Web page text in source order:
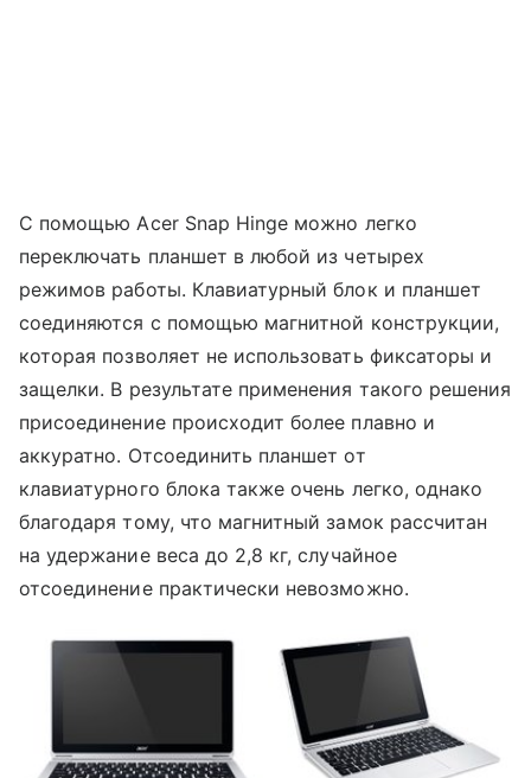
С помощью Acer Snap Hinge можно легко
переключать планшет в любой из четырех
режимов работы. Клавиатурный блок и планшет
соединяются с помощью магнитной конструкции,
которая позволяет не использовать фиксаторы и
защелки. В результате применения такого решения
присоединение происходит более плавно и
аккуратно. Отсоединить планшет от
клавиатурного блока также очень легко, однако
благодаря тому, что магнитный замок рассчитан
на удержание веса до 2,8 кг, случайное
отсоединение практически невозможно.